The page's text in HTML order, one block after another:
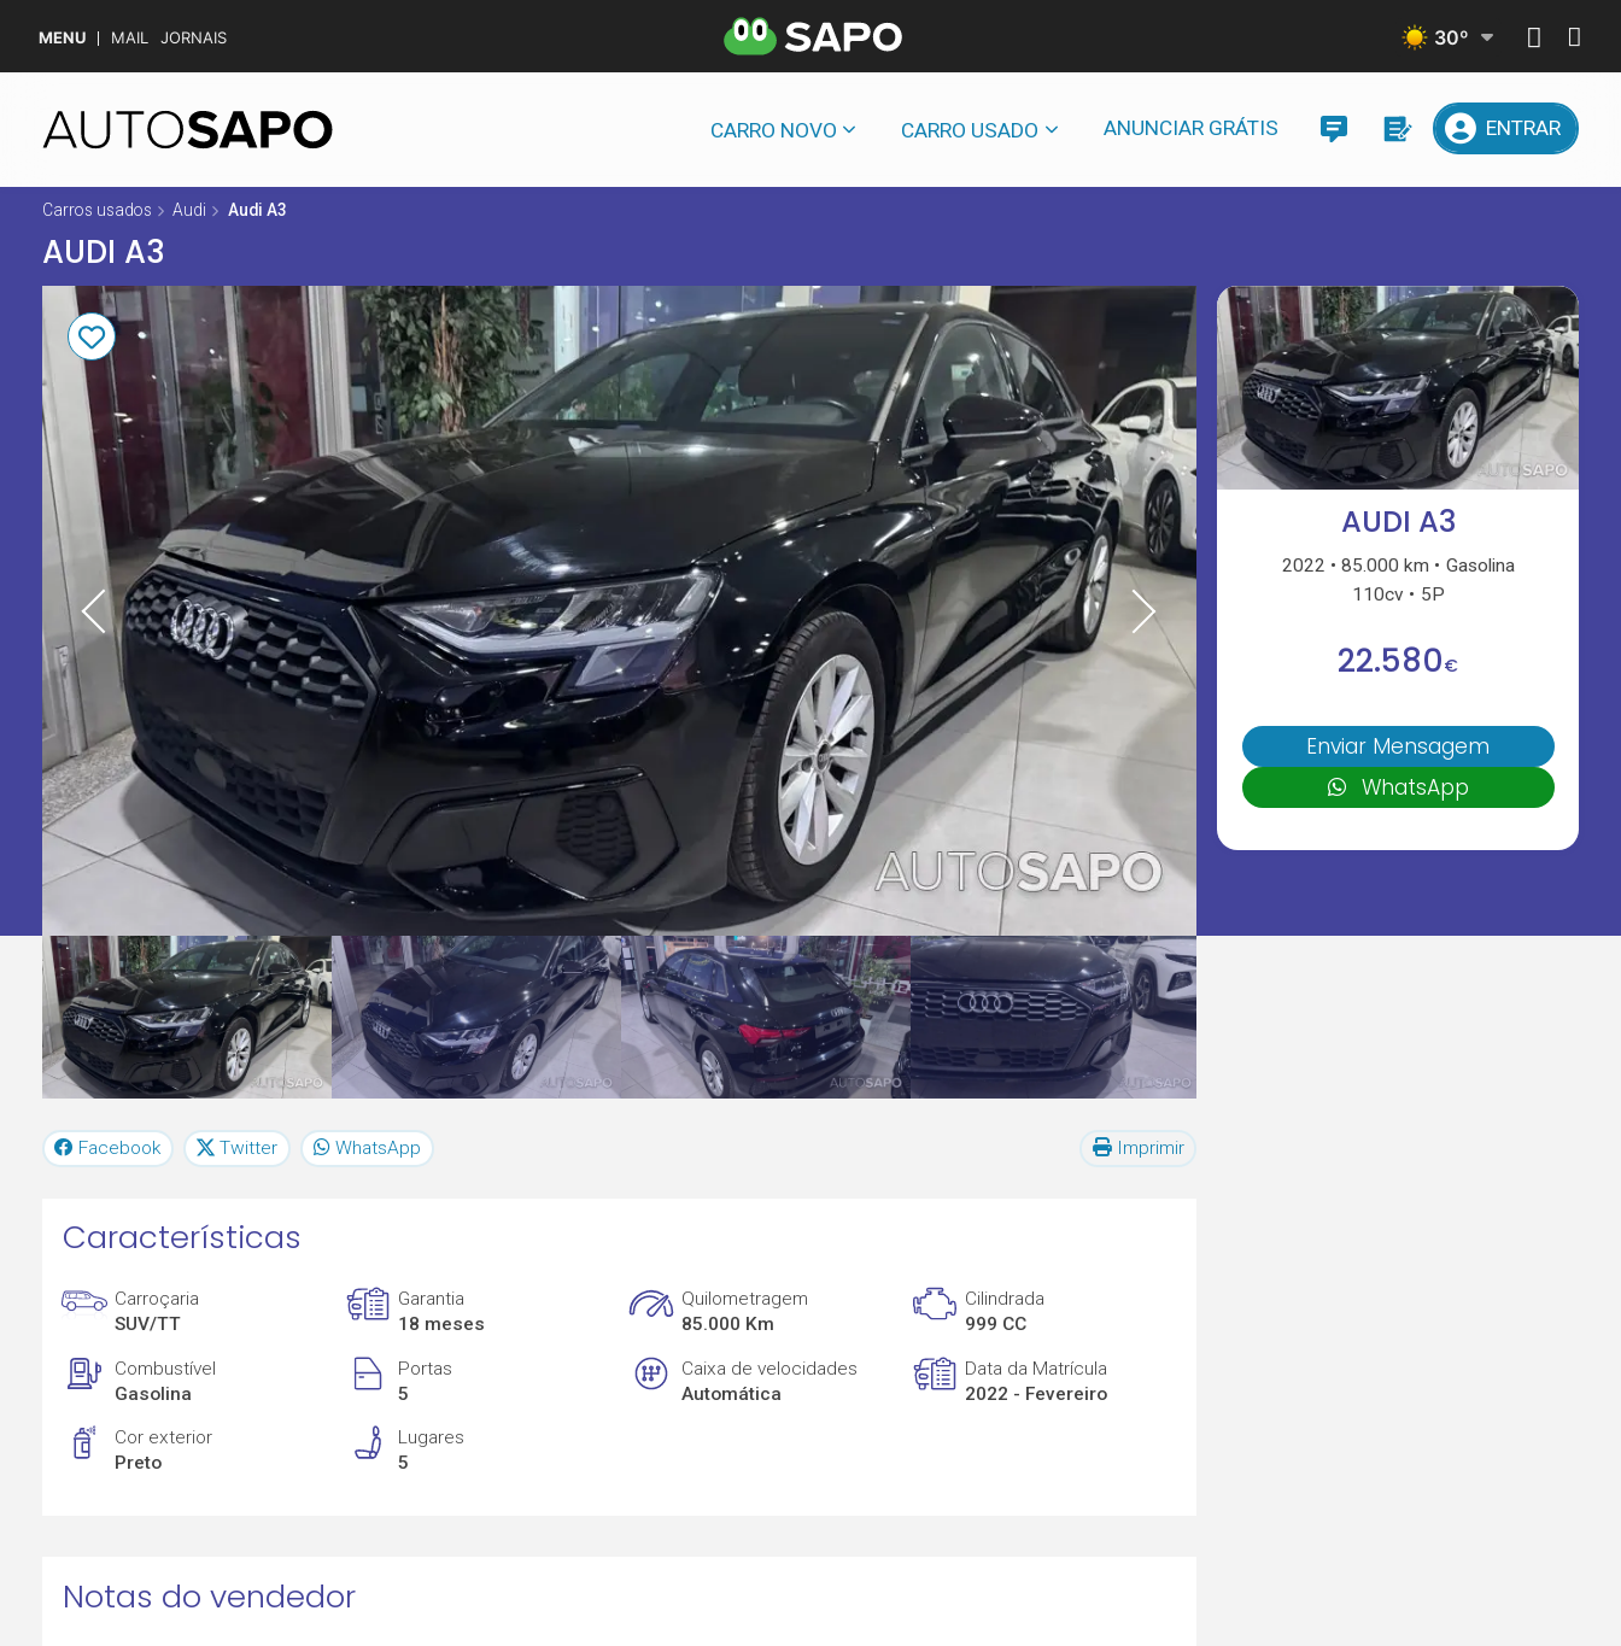
MENU MAIL JORNAIS 30º
CARRO NOVO CARRO USADO ANUNCIAR GRÁTIS ENTRAR
Carros usados Audi Audi A3
AUDI A3
AUDI A3
2022 85.000 km
Gasolina
110cv
5P
22.580€
Enviar Mensagem
WhatsApp
Facebook Twitter WhatsApp Imprimir
Características
Carroçaria
SUV/TT
Garantia
18 meses
Quilometragem
85.000 Km
Cilindrada
999 CC
Combustível
Gasolina
Portas
5
Caixa de velocidades
Automática
Data da Matrícula
2022 - Fevereiro
Cor exterior
Preto
Lugares
5
Notas do vendedor